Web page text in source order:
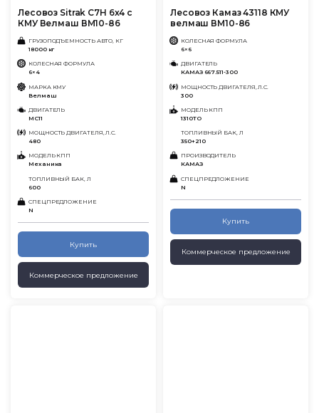
Лесовоз Sitrak C7H 6х4 с
КМУ Велмаш ВМ10-86
ГРУЗОПОДЪЕМНОСТЬ АВТО, КГ
18000 кг
КОЛЕСНАЯ ФОРМУЛА
6×4
МАРКА КМУ
Велмаш
ДВИГАТЕЛЬ
MC11
МОЩНОСТЬ ДВИГАТЕЛЯ, Л.С.
480
МОДЕЛЬ КПП
Механика
ТОПЛИВНЫЙ БАК, Л
600
СПЕЦПРЕДЛОЖЕНИЕ
N
Купить
Коммерческое предложение
Лесовоз Камаз 43118 КМУ
велмаш ВМ10-86
КОЛЕСНАЯ ФОРМУЛА
6×6
ДВИГАТЕЛЬ
КАМАЗ 667.511-300
МОЩНОСТЬ ДВИГАТЕЛЯ, Л.С.
300
МОДЕЛЬ КПП
1310ТО
ТОПЛИВНЫЙ БАК, Л
350+210
ПРОИЗВОДИТЕЛЬ
КАМАЗ
СПЕЦПРЕДЛОЖЕНИЕ
N
Купить
Коммерческое предложение